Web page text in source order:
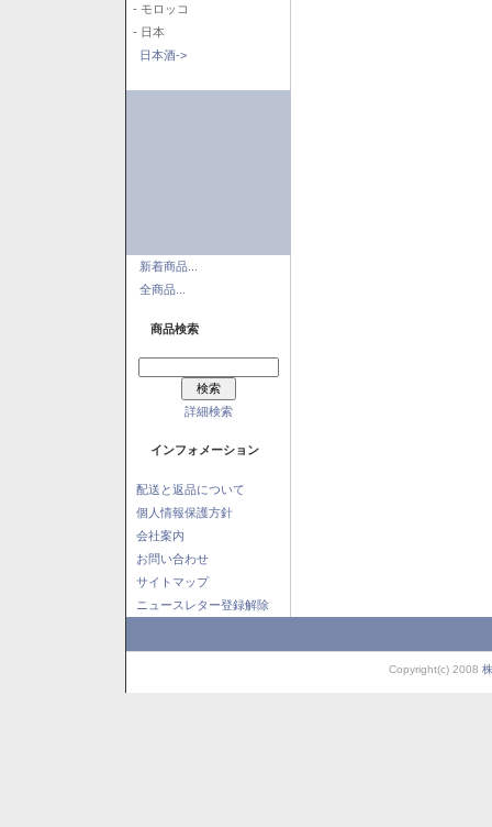
- モロッコ
- 日本
日本酒->
新着商品...
全商品...
商品検索
詳細検索
インフォメーション
配送と返品について
個人情報保護方針
会社案内
お問い合わせ
サイトマップ
ニュースレター登録解除
Copyright(c) 2008